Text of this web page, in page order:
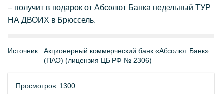
– получит в подарок от Абсолют Банка недельный ТУР
НА ДВОИХ в Брюссель.
Источник: Акционерный коммерческий банк «Абсолют Банк»
(ПАО) (лицензия ЦБ РФ № 2306)
Просмотров: 1300